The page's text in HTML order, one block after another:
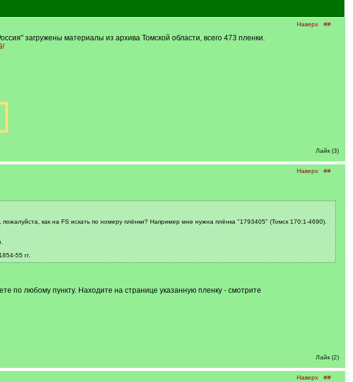
Наверх ##
загружены материалы из архива Томской области, всего 473 пленки.
Лайк (3)
Наверх ##
как на FS искать по номеру плёнки? Например мне нужна плёнка "1793405" (Томск 170:1-4690).
55 гг.
по любому пункту. Находите на странице указанную пленку - смотрите
Лайк (2)
Наверх ##